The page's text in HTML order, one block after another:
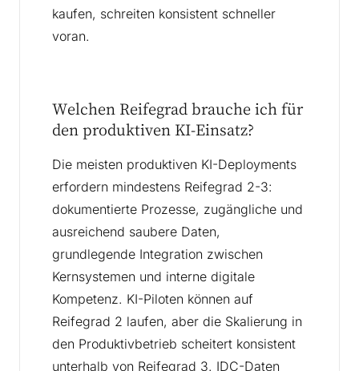
kaufen, schreiten konsistent schneller
voran.
Welchen Reifegrad brauche ich für
den produktiven KI-Einsatz?
Die meisten produktiven KI-Deployments
erfordern mindestens Reifegrad 2-3:
dokumentierte Prozesse, zugängliche und
ausreichend saubere Daten,
grundlegende Integration zwischen
Kernsystemen und interne digitale
Kompetenz. KI-Piloten können auf
Reifegrad 2 laufen, aber die Skalierung in
den Produktivbetrieb scheitert konsistent
unterhalb von Reifegrad 3. IDC-Daten